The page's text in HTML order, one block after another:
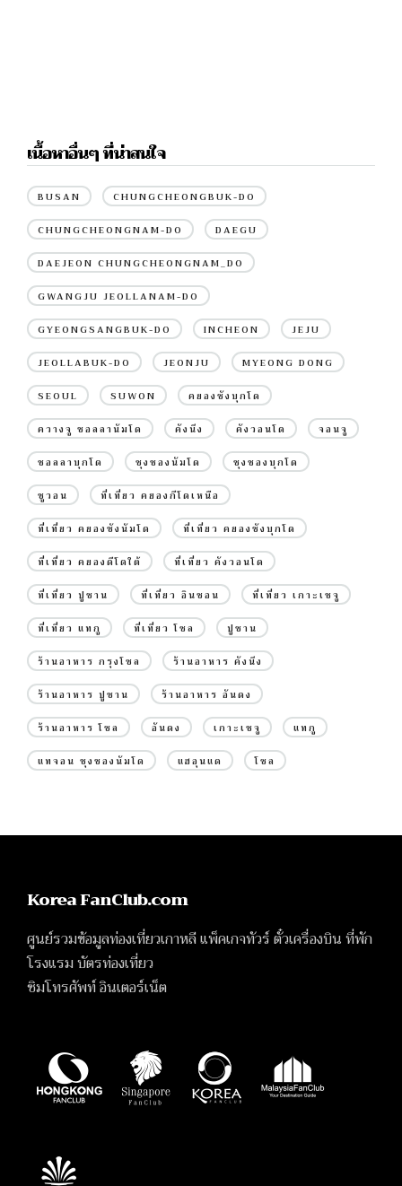
เนื้อหาอื่นๆ ที่น่าสนใจ
BUSAN CHUNGCHEONGBUK-DO
CHUNGCHEONGNAM-DO DAEGU
DAEJEON CHUNGCHEONGNAM_DO
GWANGJU JEOLLANAM-DO
GYEONGSANGBUK-DO INCHEON JEJU
JEOLLABUK-DO JEONJU MYEONG DONG
SEOUL SUWON คยองซังบุกโด
ควางจู ชอลลานัมโด คังนึง คังวอนโด จอนจู
ชอลลาบุกโด ชุงชองนัมโด ชุงชองบุกโด
ซูวอน ที่เที่ยว คยองกีโดเหนือ
ที่เที่ยว คยองซังนัมโด ที่เที่ยว คยองซังบุกโด
ที่เที่ยว คยองดีโดใต้ ที่เที่ยว คังวอนโด
ที่เที่ยว ปูซาน ที่เที่ยว อินชอน ที่เที่ยว เกาะเชจู
ที่เที่ยว แทกู ที่เที่ยว โซล ปูซาน
ร้านอาหาร กรุงโซล ร้านอาหาร คังนึง
ร้านอาหาร ปูซาน ร้านอาหาร อันดง
ร้านอาหาร โซล อันดง เกาะเชจู แทกู
แทจอน ชุงชองนัมโด แฮอุนแด โซล
Korea FanClub.com
ศูนย์รวมข้อมูลท่องเที่ยวเกาหลี แพ็คเกจทัวร์ ตั๋วเครื่องบิน ที่พัก
โรงแรม บัตรท่องเที่ยว
ซิมโทรศัพท์ อินเตอร์เน็ต